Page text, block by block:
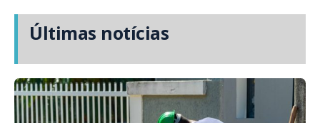
Últimas notícias